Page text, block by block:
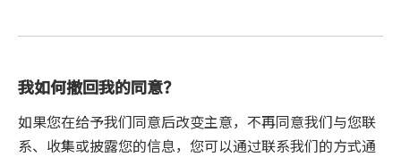
我如何撤回我的同意？
如果您在给予我们同意后改变主意，不再同意我们与您联
系、收集或披露您的信息，您可以通过联系我们的方式通